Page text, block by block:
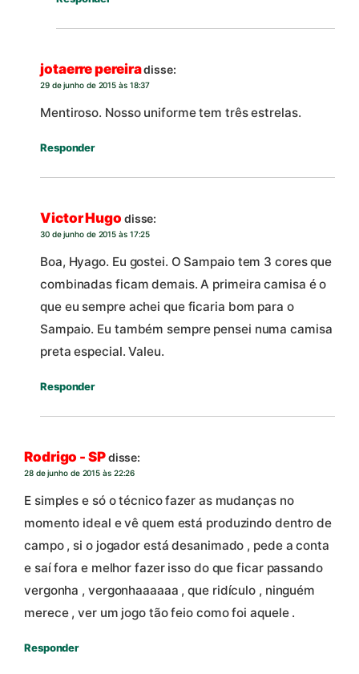
jotaerre pereiradisse:
29 de junho de 2015 às 18:37
Mentiroso. Nosso uniforme tem três estrelas.
Responder
Victor Hugo disse:
30 de junho de 2015 às 17:25
Boa, Hyago. Eu gostei. O Sampaio tem 3 cores que
combinadas ficam demais. A primeira camisa é o
que eu sempre achei que ficaria bom para o
Sampaio. Eu também sempre pensei numa camisa
preta especial. Valeu.
Responder
Rodrigo - SPdisse:
28 de junho de 2015 às 22:26
E simples e só o técnico fazer as mudanças no
momento ideal e vê quem está produzindo dentro de
campo , si o jogador está desanimado , pede a conta
e saí fora e melhor fazer isso do que ficar passando
vergonha , vergonhaaaaaa , que ridículo , ninguém
merece , ver um jogo tão feio como foi aquele .
Responder